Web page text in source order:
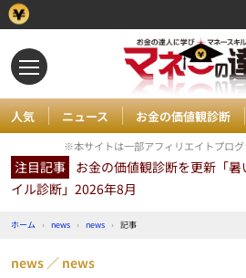
人気 ニュース お金の価値観診断
※本サイトは一部アフィリエイトプロ
注目記事 お金の価値観診断を更新「
イル診断」2026年8月
ホーム › news › news › 記事
news news